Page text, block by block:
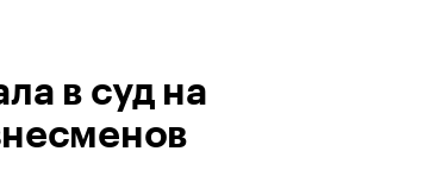
в суд на